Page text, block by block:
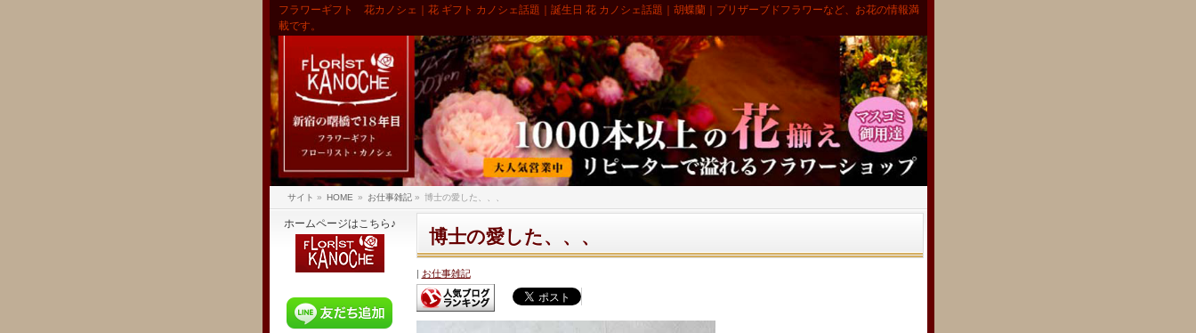
フラワーギフト 花カノシェ｜花 ギフト カノシェ話題｜誕生日 花 カノシェ話題｜胡蝶蘭｜プリザーブドフラワーなど、お花の情報満
載です。
サイト » HOME » お仕事雑記 » 博士の愛した、、、
博士の愛した、、、
お仕事雑記
ホームページはこちら♪